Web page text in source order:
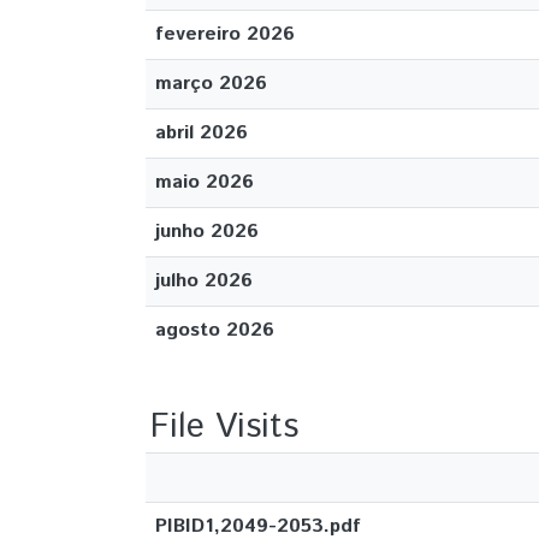
fevereiro 2026
março 2026
abril 2026
maio 2026
junho 2026
julho 2026
agosto 2026
File Visits
PIBID1,2049-2053.pdf